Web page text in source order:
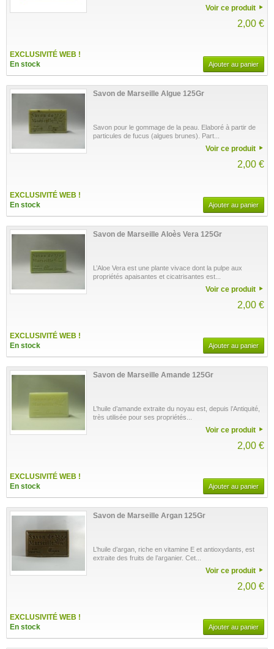
Voir ce produit
2,00 €
EXCLUSIVITÉ WEB !
En stock
Ajouter au panier
Savon de Marseille Algue 125Gr
Savon pour le gommage de la peau. Elaboré à partir de
particules de fucus (algues brunes). Part...
Voir ce produit
2,00 €
EXCLUSIVITÉ WEB !
En stock
Ajouter au panier
Savon de Marseille Aloès Vera 125Gr
L’Aloe Vera est une plante vivace dont la pulpe aux
propriétés apaisantes et cicatrisantes est...
Voir ce produit
2,00 €
EXCLUSIVITÉ WEB !
En stock
Ajouter au panier
Savon de Marseille Amande 125Gr
L’huile d’amande extraite du noyau est, depuis l’Antiquité,
très utilisée pour ses propriétés...
Voir ce produit
2,00 €
EXCLUSIVITÉ WEB !
En stock
Ajouter au panier
Savon de Marseille Argan 125Gr
L’huile d’argan, riche en vitamine E et antioxydants, est
extraite des fruits de l’arganier. Cet...
Voir ce produit
2,00 €
EXCLUSIVITÉ WEB !
En stock
Ajouter au panier